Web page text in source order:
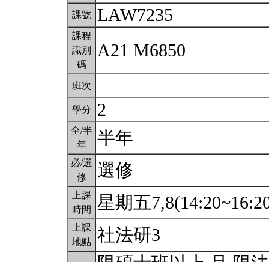
課號 LAW7235
課程
識別
碼
A21 M6850
班次
學分 2
全/半
年
半年
必/選
修
選修
上課
時間
星期五
上課
地點 社法研3